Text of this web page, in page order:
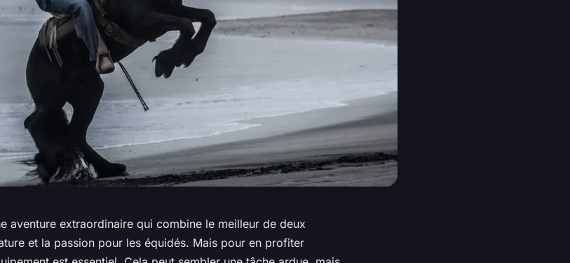
aventure extraordinaire qui combine le meilleur de deux
et la passion pour les équidés. Mais pour en profiter